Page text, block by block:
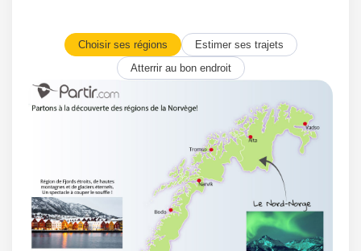
Choisir ses régions
Estimer ses trajets
Atterrir au bon endroit